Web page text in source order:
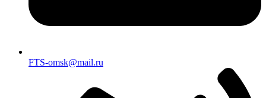
FTS-omsk@mail.ru